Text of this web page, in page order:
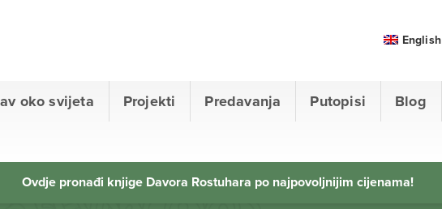
oko svijeta Projekti Predavanja Putopisi Blog
English
Ovdje pronađi knjige Davora Rostuhara po najpovoljnijim cijenama!